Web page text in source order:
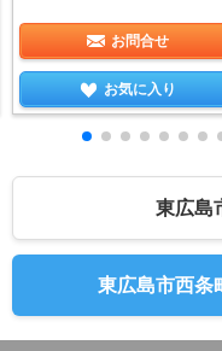
お問合せ
お気に入り
東広島
東広島市西条